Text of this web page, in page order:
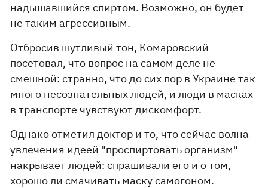
надышавшийся спиртом. Возможно, он будет
не таким агрессивным.
Отбросив шутливый тон, Комаровский
посетовал, что вопрос на самом деле не
смешной: странно, что до сих пор в Украине так
много несознательных людей, и люди в масках
в транспорте чувствуют дискомфорт.
Однако отметил доктор и то, что сейчас волна
увлечения идеей "проспиртовать организм"
накрывает людей: спрашивали его и о том,
хорошо ли смачивать маску самогоном.